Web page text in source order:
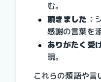
む。
頂きました ：
感謝の言葉を
ありがたく受
現。
これらの類語や言